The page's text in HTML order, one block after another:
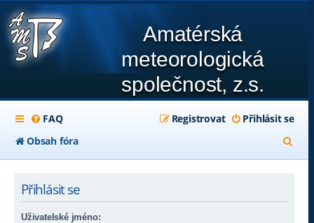
Amatérská
meteorologická
společnost, z.s.
FAQ Přihlásit se
Registrovat
Obsah fóra
l
Přihlásit se
Uživatelské jméno: